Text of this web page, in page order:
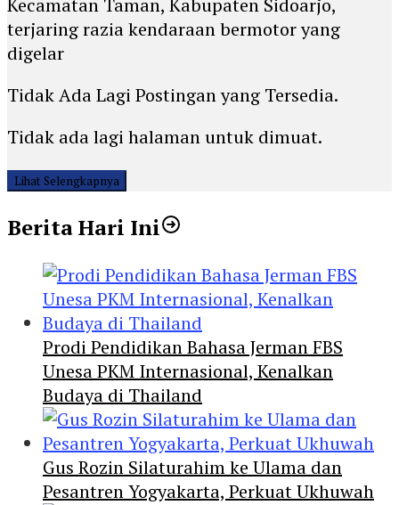
Kecamatan Taman, Kabupaten Sidoarjo,
terjaring razia kendaraan bermotor yang
digelar
Tidak Ada Lagi Postingan yang Tersedia.
Tidak ada lagi halaman untuk dimuat.
Lihat Selengkapnya
Berita Hari Ini
Prodi Pendidikan Bahasa Jerman FBS
Unesa PKM Internasional, Kenalkan
Budaya di Thailand
Gus Rozin Silaturahim ke Ulama dan
Pesantren Yogyakarta, Perkuat Ukhuwah